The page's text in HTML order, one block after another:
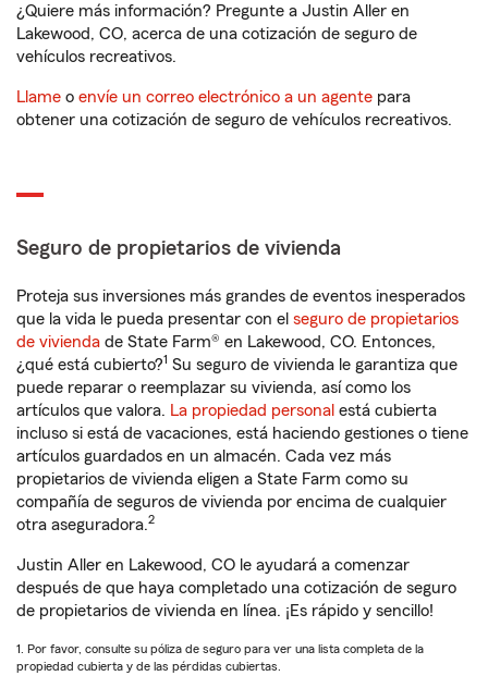
¿Quiere más información? Pregunte a Justin Aller en
Lakewood, CO, acerca de una cotización de seguro de
vehículos recreativos.
Llame o envíe un correo electrónico a un agente para
obtener una cotización de seguro de vehículos recreativos.
Seguro de propietarios de vivienda
Proteja sus inversiones más grandes de eventos inesperados
que la vida le pueda presentar con el seguro de propietarios
de vivienda de State Farm® en Lakewood, CO. Entonces,
¿qué está cubierto?1 Su seguro de vivienda le garantiza que
puede reparar o reemplazar su vivienda, así como los
artículos que valora. La propiedad personal está cubierta
incluso si está de vacaciones, está haciendo gestiones o tiene
artículos guardados en un almacén. Cada vez más
propietarios de vivienda eligen a State Farm como su
compañía de seguros de vivienda por encima de cualquier
otra aseguradora.2
Justin Aller en Lakewood, CO le ayudará a comenzar
después de que haya completado una cotización de seguro
de propietarios de vivienda en línea. ¡Es rápido y sencillo!
1. Por favor, consulte su póliza de seguro para ver una lista completa de la
propiedad cubierta y de las pérdidas cubiertas.